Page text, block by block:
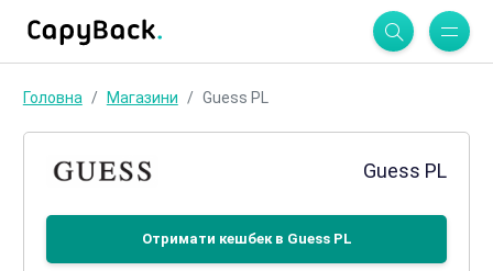
Головна Магазини Guess PL
Guess PL
Отримати кешбек в Guess PL